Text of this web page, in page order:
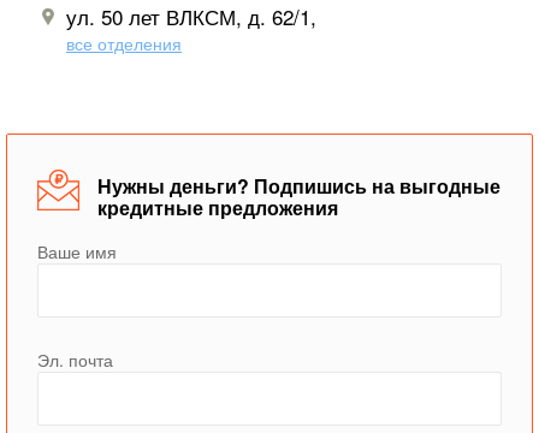
ул. 50 лет ВЛКСМ, д. 62/1,
все отделения
Нужны деньги? Подпишись на выгодные
кредитные предложения
Ваше имя
Эл. почта